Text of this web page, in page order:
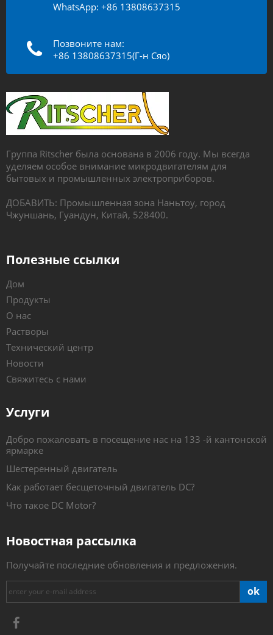
WhatsApp: +86 13808637315
Позвоните нам:
+86 13808637315(Г-н Сяо)
Группа Ritscher была основана в 2006 году. Мы всегда
уделяем особое внимание микродвигателям для
бытовых и промышленных электроприборов.
ДОБАВИТЬ: Промышленная зона Наньтоу, город
Чжуншань, Гуандун, Китай, 528400.
Полезные ссылки
Дом
Продукты
О нас
Растворы
Технический центр
Новости
Свяжитесь с нами
Услуги
Добро пожаловать в посещение нас на 133 -й кантонской
ярмарке
Шестеренный двигатель
Как работает бесщеточный двигатель DC?
Что такое DC Motor?
Новостная рассылка
Получайте последние обновления и предложения.
ok